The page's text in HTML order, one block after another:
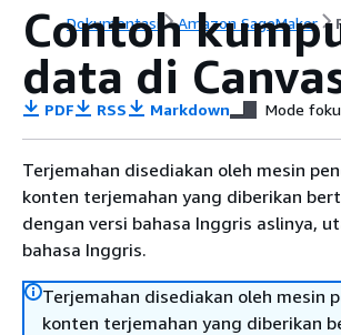
Dokumentasi Amazon SageMaker
Contoh
data di
PDF RSS Markdown Mode
Terjemahan disediakan oleh mesin
konten terjemahan yang diberikan
dengan versi bahasa Inggris aslinya,
bahasa Inggris.
Terjemahan disediakan oleh mesin
konten terjemahan yang diberikan